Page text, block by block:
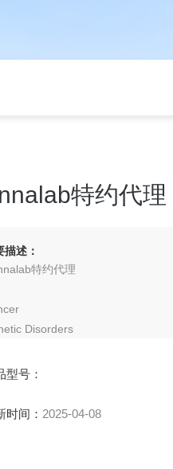
特约代理
描述：
特约代理
Disorders
型号：
时间： 2025-04-08